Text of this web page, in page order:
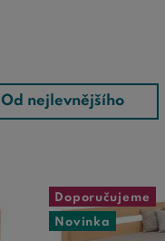
Od nejlevnějšího
Doporučujeme
Novinka